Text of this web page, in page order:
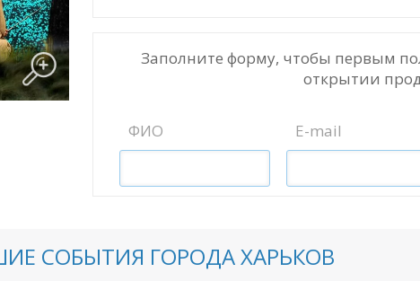
Заполните форму, чтобы первым
открытии
ФИО E-mail
СОБЫТИЯ ГОРОДА ХАРЬКОВ